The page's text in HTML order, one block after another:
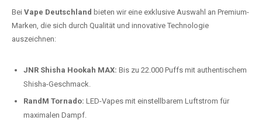
Bei Vape Deutschland bieten wir eine exklusive Auswahl an Premium-
Marken, die sich durch Qualität und innovative Technologie
auszeichnen:
JNR Shisha Hookah MAX: Bis zu 22.000 Puffs mit authentischem
Shisha-Geschmack.
RandM Tornado: LED-Vapes mit einstellbarem Luftstrom für
maximalen Dampf.